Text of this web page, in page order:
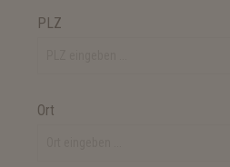
PLZ
Ort